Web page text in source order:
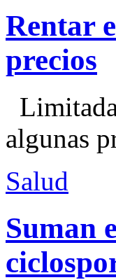
Rentar
precios
algunas
Salud
Suman